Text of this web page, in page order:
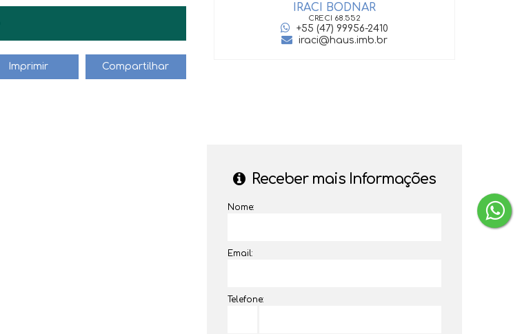
Imprimir Compartilhar
JAIR BILESKI
jair@haus.imb.br
IRACI BODNAR
CRECI 68.552
+55 (47) 99956-2410
iraci@haus.imb.br
Receber mais Informações
Nome:
Email:
Telefone: